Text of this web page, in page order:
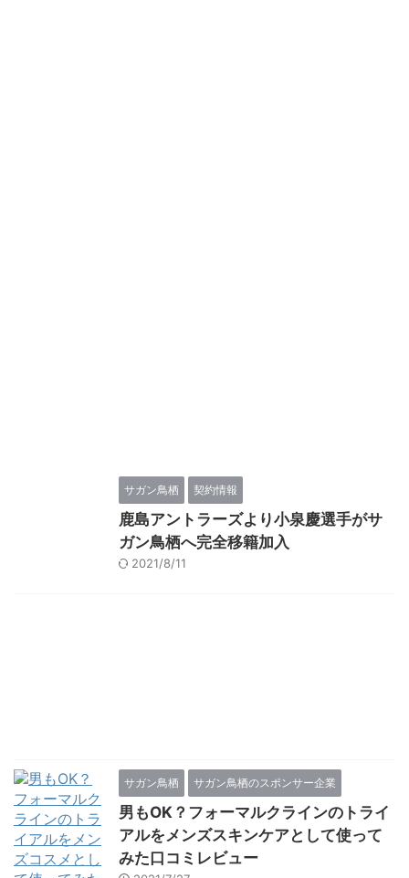
サガン鳥栖 契約情報
鹿島アントラーズより小泉慶選手がサ
ガン鳥栖へ完全移籍加入
2021/8/11
サガン鳥栖 サガン鳥栖のスポンサー企業
男もOK？フォーマルクラインのトライ
アルをメンズスキンケアとして使って
みた口コミレビュー